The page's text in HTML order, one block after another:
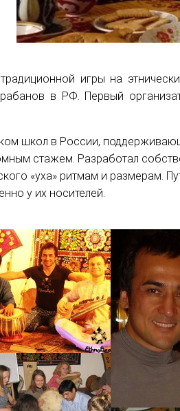
игры на
в РФ. Первый
школ в России,
стажем. Разработал
«уха» ритмам и размерам.
у их носителей.